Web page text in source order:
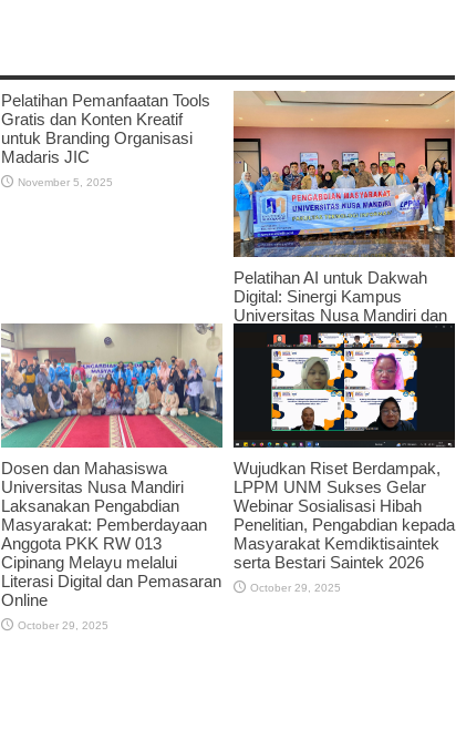
Pelatihan Pemanfaatan Tools
Gratis dan Konten Kreatif
untuk Branding Organisasi
Madaris JIC
November 5, 2025
Pelatihan AI untuk Dakwah
Digital: Sinergi Kampus
Universitas Nusa Mandiri dan
JPRMI di Era Teknologi
November 3, 2025
Dosen dan Mahasiswa
Universitas Nusa Mandiri
Laksanakan Pengabdian
Masyarakat: Pemberdayaan
Anggota PKK RW 013
Cipinang Melayu melalui
Literasi Digital dan Pemasaran
Online
October 29, 2025
Wujudkan Riset Berdampak,
LPPM UNM Sukses Gelar
Webinar Sosialisasi Hibah
Penelitian, Pengabdian kepada
Masyarakat Kemdiktisaintek
serta Bestari Saintek 2026
October 29, 2025